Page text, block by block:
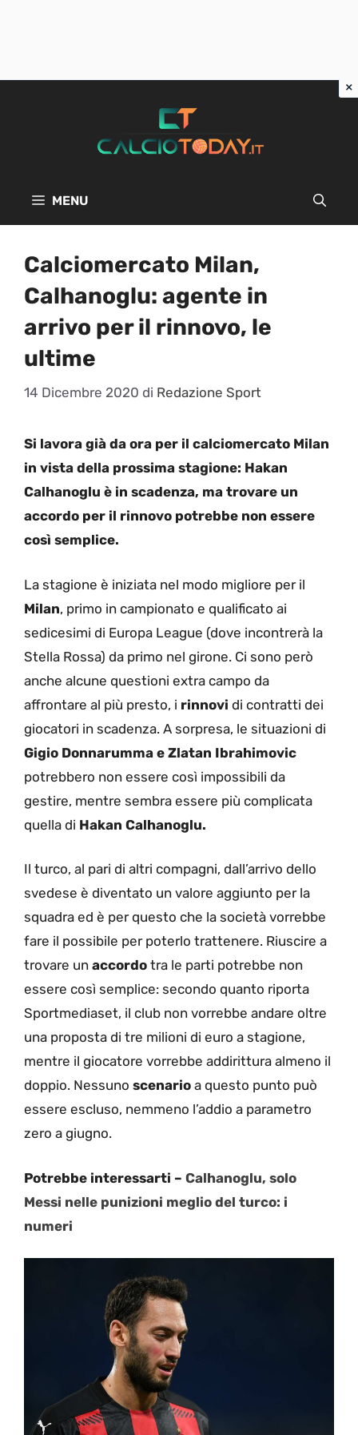
MENU
Calciomercato Milan,
Calhanoglu: agente in
arrivo per il rinnovo, le
ultime
14 Dicembre 2020 di Redazione Sport
Si lavora già da ora per il calciomercato Milan
in vista della prossima stagione: Hakan
Calhanoglu è in scadenza, ma trovare un
accordo per il rinnovo potrebbe non essere
così semplice.
La stagione è iniziata nel modo migliore per il
Milan, primo in campionato e qualificato ai
sedicesimi di Europa League (dove incontrerà la
Stella Rossa) da primo nel girone. Ci sono però
anche alcune questioni extra campo da
affrontare al più presto, i rinnovi di contratti dei
giocatori in scadenza. A sorpresa, le situazioni di
Gigio Donnarumma e Zlatan Ibrahimovic
potrebbero non essere così impossibili da
gestire, mentre sembra essere più complicata
quella di Hakan Calhanoglu.
Il turco, al pari di altri compagni, dall’arrivo dello
svedese è diventato un valore aggiunto per la
squadra ed è per questo che la società vorrebbe
fare il possibile per poterlo trattenere. Riuscire a
trovare un accordo tra le parti potrebbe non
essere così semplice: secondo quanto riporta
Sportmediaset, il club non vorrebbe andare oltre
una proposta di tre milioni di euro a stagione,
mentre il giocatore vorrebbe addirittura almeno il
doppio. Nessuno scenario a questo punto può
essere escluso, nemmeno l’addio a parametro
zero a giugno.
Potrebbe interessarti – Calhanoglu, solo
Messi nelle punizioni meglio del turco: i
numeri